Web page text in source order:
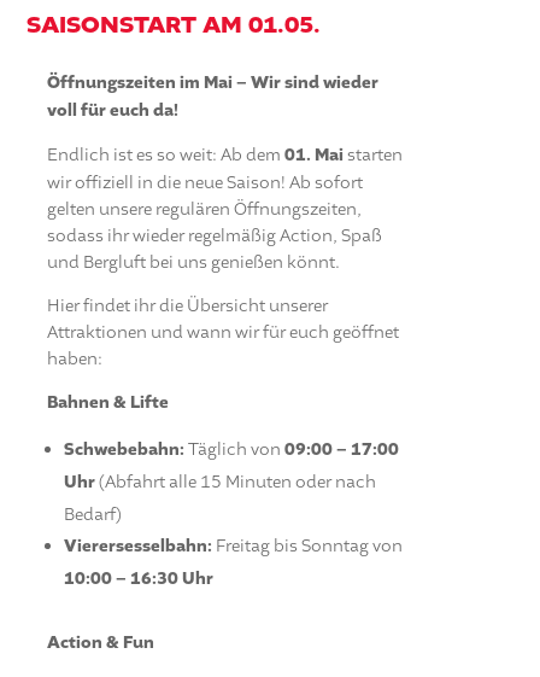
SAISONSTART AM 01.05.
Öffnungszeiten im Mai – Wir sind wieder
voll für euch da!
Endlich ist es so weit: Ab dem01. Maistarten
wir offiziell in die neue Saison! Ab sofort
gelten unsere regulären Öffnungszeiten,
sodass ihr wieder regelmäßig Action, Spaß
und Bergluft bei uns genießen könnt.
Hier findet ihr die Übersicht unserer
Attraktionen und wann wir für euch geöffnet
haben:
Bahnen & Lifte
Schwebebahn: Täglich von09:00 – 17:00
Uhr(Abfahrt alle 15 Minuten oder nach
Bedarf)
Vierersesselbahn: Freitag bis Sonntag von
10:00 – 16:30 Uhr
Action & Fun